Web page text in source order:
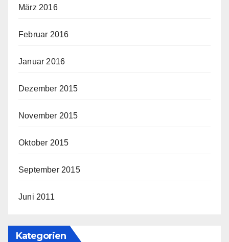
März 2016
Februar 2016
Januar 2016
Dezember 2015
November 2015
Oktober 2015
September 2015
Juni 2011
Kategorien